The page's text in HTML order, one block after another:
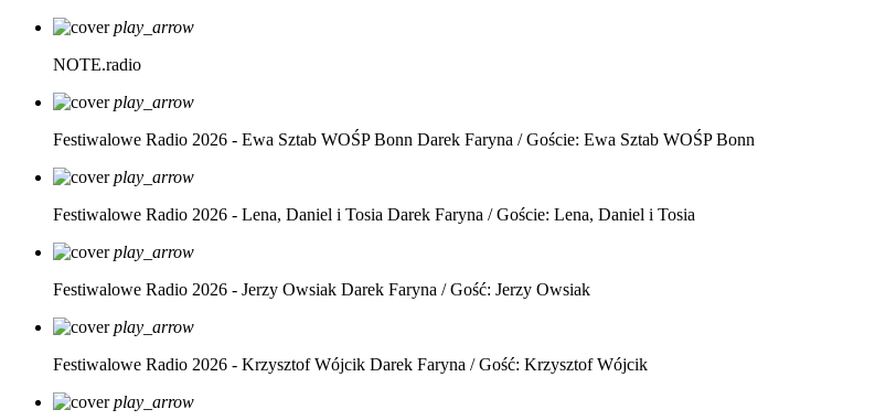
play_arrow
NOTE.radio
play_arrow
Festiwalowe Radio 2026 - Ewa Sztab WOŚP Bonn Darek Faryna / Goście: Ewa Sztab WOŚP Bonn
play_arrow
Festiwalowe Radio 2026 - Lena, Daniel i Tosia Darek Faryna / Goście: Lena, Daniel i Tosia
play_arrow
Festiwalowe Radio 2026 - Jerzy Owsiak Darek Faryna / Gość: Jerzy Owsiak
play_arrow
Festiwalowe Radio 2026 - Krzysztof Wójcik Darek Faryna / Gość: Krzysztof Wójcik
play_arrow